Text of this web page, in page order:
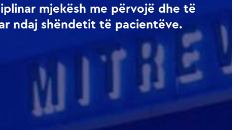
mjekësh me përvojë dhe të
ndaj shëndetit të pacientëve.